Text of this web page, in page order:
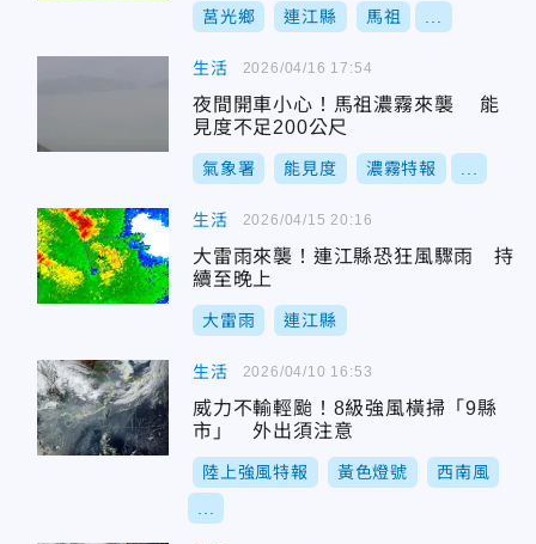
莒光鄉 連江縣 馬祖
生活
夜間開車小心！馬祖濃霧來襲 能
見度不足200公尺
氣象署 能見度 濃霧特報
2026/04/16 17:54
生活
大雷雨來襲！連江縣恐狂風驟雨 持
續至晚上
大雷雨 連江縣
2026/04/15 20:16
生活
威力不輸輕颱！8級強風橫掃「9縣
市」 外出須注意
陸上強風特報 黃色燈號 西南風
2026/04/10 16:53